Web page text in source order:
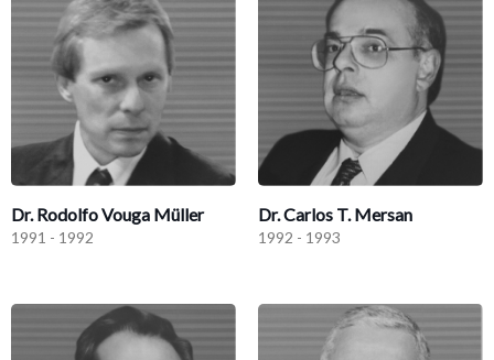
Dr. Rodolfo Vouga Müller
1991 - 1992
Dr. Carlos T. Mersan
1992 - 1993